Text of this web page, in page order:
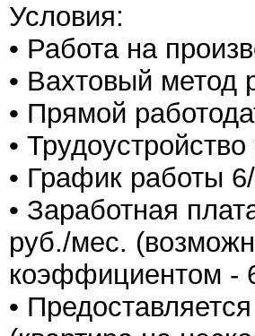
Условия:
• Работа на
• Вахтовый метод
• Прямой
•
• График работы
• Заработная
руб./мес.
коэффициентом -
•